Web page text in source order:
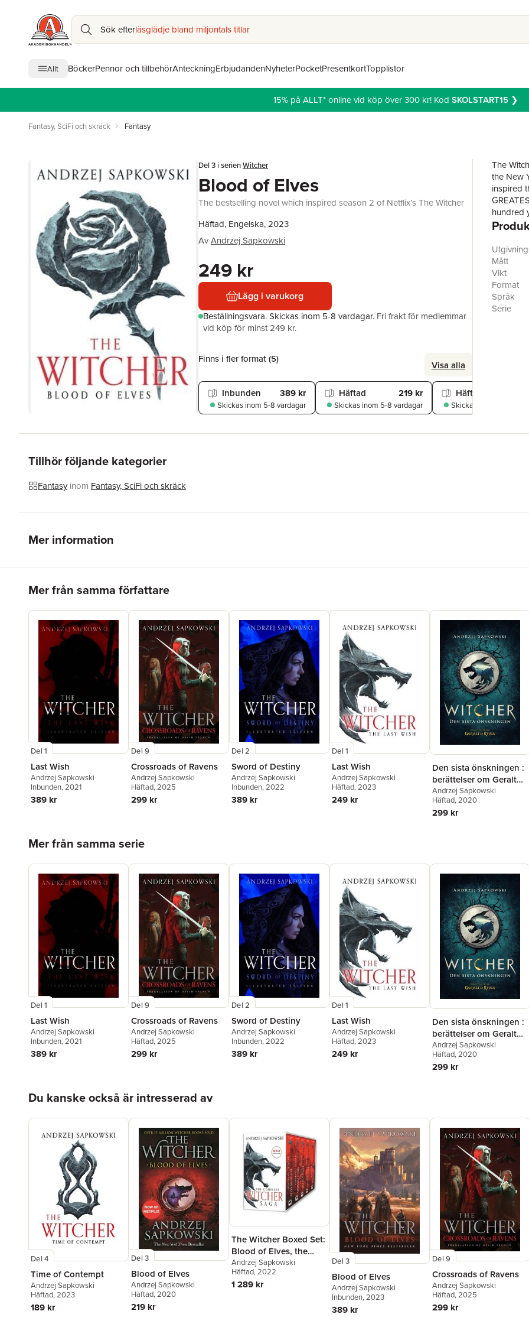
Sök efterläsglädje bland miljontals titlar
Allt BöckerPennor och tillbehörAnteckningErbjudandenNyheterPocketPresentkortTopplistor
15% på ALLT* online vid köp över 300 kr! Kod SKOLSTART15❯
Fantasy, SciFi och skräck Fantasy
Del 3 i serienWitcher
Blood of Elves
The bestselling novel which inspired season 2 of Netflix’s The Witcher
Häftad, Engelska, 2023
AvAndrzej Sapkowski
249 kr
Lägg i varukorg
Beställningsvara.Skickas inom 5-8 vardagar. Fri frakt för medlemmar
vid köp för minst 249 kr.
Finns i fler format (5)
Visa alla
Inbunden 389 kr
Skickas inom 5-8 vardagar
Häftad 219 kr
Skickas inom 5-8 vardagar
Häftad
Skickas
The
the New
inspired
hundred
relative
heiress
world -
Geralt
child for
Mått
Vikt
Format
Språk
Serie
Tillhör följande kategorier
Fantasy inom Fantasy, SciFi och skräck
Mer information
Mer från samma författare
Del 1
Last Wish
Andrzej Sapkowski
Inbunden, 2021
389 kr
Del 9
Crossroads of Ravens
Andrzej Sapkowski
Häftad, 2025
299 kr
Del 2
Sword of Destiny
Andrzej Sapkowski
Inbunden, 2022
389 kr
Del 1
Last Wish
Andrzej Sapkowski
Häftad, 2023
249 kr
Den sista önskningen :
berättelser om Geralt
av Rivia
Andrzej Sapkowski
Häftad, 2020
299 kr
Mer från samma serie
Del 1
Last Wish
Andrzej Sapkowski
Inbunden, 2021
389 kr
Del 9
Crossroads of Ravens
Andrzej Sapkowski
Häftad, 2025
299 kr
Del 2
Sword of Destiny
Andrzej Sapkowski
Inbunden, 2022
389 kr
Del 1
Last Wish
Andrzej Sapkowski
Häftad, 2023
249 kr
Den sista önskningen :
berättelser om Geralt
av Rivia
Andrzej Sapkowski
Häftad, 2020
299 kr
Du kanske också är intresserad av
Del 4
Time of Contempt
Andrzej Sapkowski
Häftad, 2023
189 kr
Del 3
Blood of Elves
Andrzej Sapkowski
Häftad, 2020
219 kr
The Witcher Boxed Set:
Blood of Elves, the
Time of Contempt,
Baptism of Fire, the
Tower of Swallows, the
Andrzej Sapkowski
Häftad, 2022
1 289 kr
Del 3
Blood of Elves
Andrzej Sapkowski
Inbunden, 2023
389 kr
Del 9
Crossroads of Ravens
Andrzej Sapkowski
Häftad, 2025
299 kr